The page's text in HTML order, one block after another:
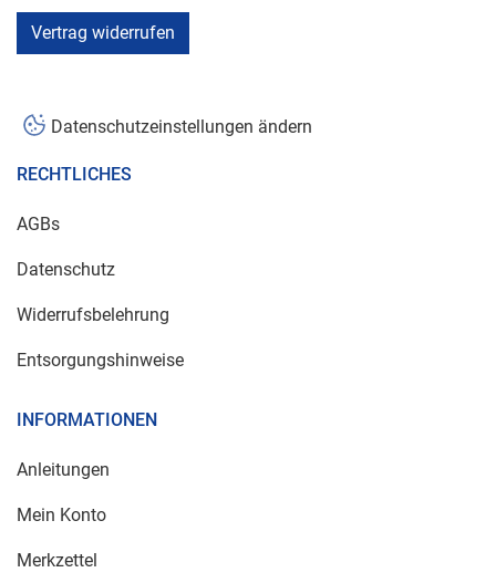
Vertrag widerrufen
Datenschutzeinstellungen ändern
RECHTLICHES
AGBs
Datenschutz
Widerrufsbelehrung
Entsorgungshinweise
INFORMATIONEN
Anleitungen
Mein Konto
Merkzettel